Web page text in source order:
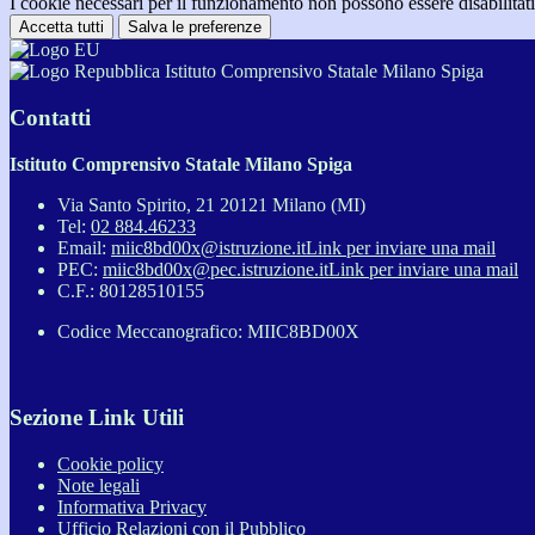
Accetta tutti Salva le preferenze
Istituto Comprensivo Statale Milano Spiga
Contatti
Istituto Comprensivo Statale Milano Spiga
Via Santo Spirito, 21 20121 Milano (MI)
Tel: 02 884.46233
Email: miic8bd00x@istruzione.itLink per inviare una mail
PEC: miic8bd00x@pec.istruzione.itLink per inviare una mail
C.F.: 80128510155
Codice Meccanografico: MIIC8BD00X
Sezione Link Utili
Cookie policy
Note legali
Informativa Privacy
Ufficio Relazioni con il Pubblico